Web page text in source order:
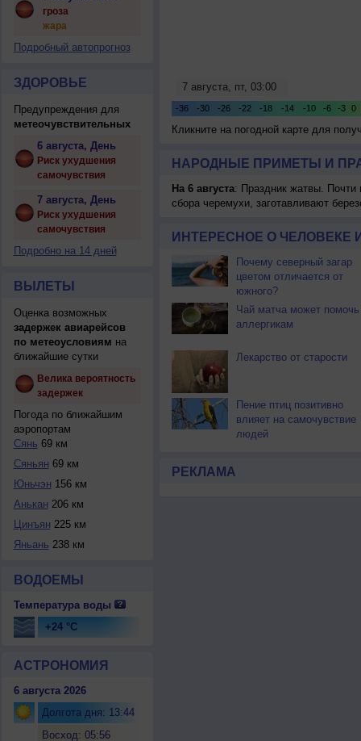
гроза
жара
Подробный автопрогноз
ЗДОРОВЬЕ
Предупреждения для
метеочувствительных
6 августа, День
Риск ухудшения
самочувствия
7 августа, День
Риск ухудшения
самочувствия
Подробно на 14 дней
ВЫЛЕТЫ
Оценка возможных
задержек авиарейсов
по метеоусловиям на
ближайшие сутки
Велика вероятность
задержек
Погода по ближайшим
аэропортам
Сянь 69 км
Сяньян 69 км
Юньчэн 156 км
Анькан 206 км
Цинъян 225 км
Яньань 238 км
ВОДОЕМЫ
Температура воды
+24 °C
АСТРОНОМИЯ
6 августа 2026
Долгота дня: 13:44
Восход: 05:56
Кликните на погодной карте для
НАРОДНЫЕ ПРИМЕТЫ И
На 6 августа: Праздник жатвы. Почти
сбора черемухи, заготавливают
ИНТЕРЕСНОЕ О ЧЕЛОВЕКЕ
Почему северный загар
цветом отличается от
южного?
Чай матча может помочь
аллергикам
Лекарство от старости
Пение птиц позитивно
влияет на самочувствие
людей
РЕКЛАМА